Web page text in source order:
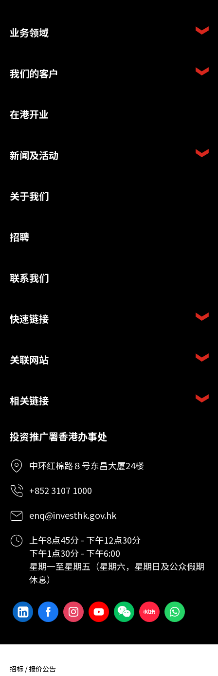
业务领域
我们的客户
在港开业
新闻及活动
关于我们
招聘
联系我们
快速链接
关联网站
相关链接
投资推广署香港办事处
中环红棉路８号东昌大厦24楼
+852 3107 1000
enq@investhk.gov.hk
上午8点45分 - 下午12点30分
下午1点30分 - 下午6:00
星期一至星期五（星期六，星期日及公众假期
休息）
招标 / 报价公告